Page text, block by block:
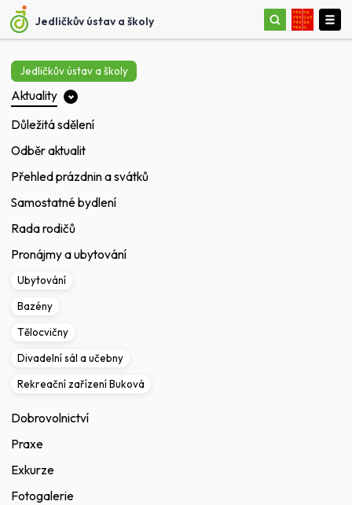
Jedličkův ústav a školy
Jedličkův ústav a školy
Aktuality
Důležitá sdělení
Odběr aktualit
Přehled prázdnin a svátků
Samostatné bydlení
Rada rodičů
Pronájmy a ubytování
Ubytování
Bazény
Tělocvičny
Divadelní sál a učebny
Rekreační zařízení Buková
Dobrovolnictví
Praxe
Exkurze
Fotogalerie